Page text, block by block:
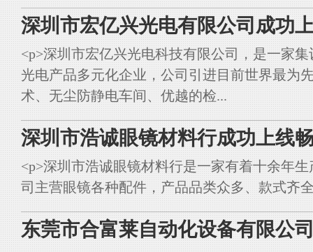
深圳市宏亿兴光电有限公司成功
<p>深圳市宏亿兴光电科技有限公司，是一家
光电产品多元化企业，公司引进目前世界最为
术、无尘防静电车间、优越的检...
深圳市浩诚眼镜材料行成功上线
<p>深圳市浩诚眼镜材料行是一家有着十余年
司主营眼镜各种配件，产品品类众多、款式齐
东莞市合富莱自动化设备有限公